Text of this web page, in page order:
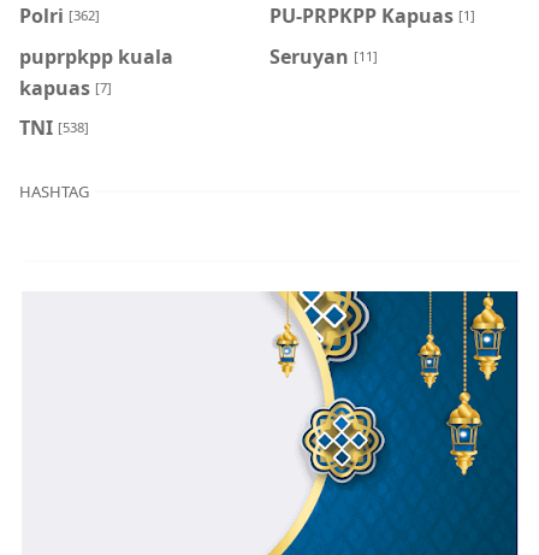
Polri [362] PU-PRPKPP Kapuas [1]
puprpkpp kuala
kapuas [7]
Seruyan [11]
TNI [538]
HASHTAG